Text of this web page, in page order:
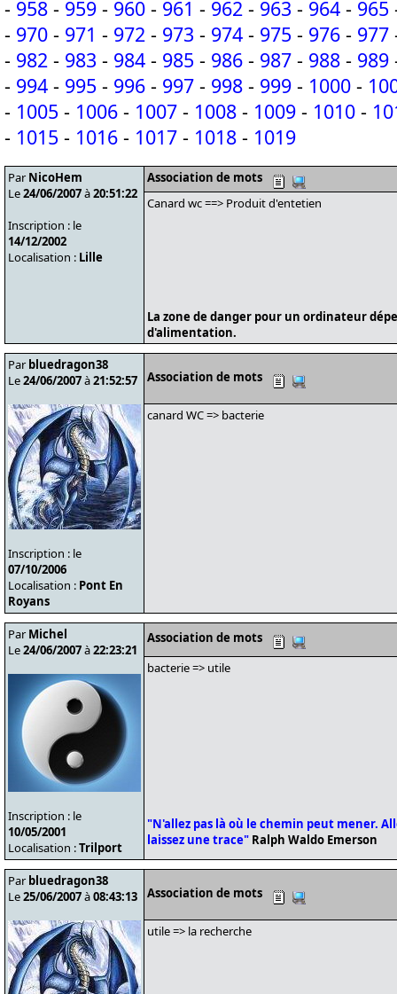
- 958 - 959 - 960 - 961 - 962 - 963 - 964 - 965
- 970 - 971 - 972 - 973 - 974 - 975 - 976 - 977
- 982 - 983 - 984 - 985 - 986 - 987 - 988 - 989
- 994 - 995 - 996 - 997 - 998 - 999 - 1000 -
- 1005 - 1006 - 1007 - 1008 - 1009 - 1010 -
- 1015 - 1016 - 1017 - 1018 - 1019
Par NicoHem
Le24/06/2007à20:51:22
Inscription : le
14/12/2002
Localisation : Lille
Association de mots
Canard wc ==> Produit d'entetien
La zone de danger pour un ordinateur
d'alimentation.
Par bluedragon38
Le24/06/2007à21:52:57
Inscription : le
07/10/2006
Localisation : Pont En
Royans
Association de mots
canard WC => bacterie
Par Michel
Le24/06/2007à22:23:21
Inscription : le
10/05/2001
Localisation :Trilport
Association de mots
bacterie => utile
"N'allez pas là où le chemin peut mener.
laissez une trace" Ralph Waldo Emerson
Par bluedragon38
Le25/06/2007à08:43:13 Association de mots
utile => la recherche